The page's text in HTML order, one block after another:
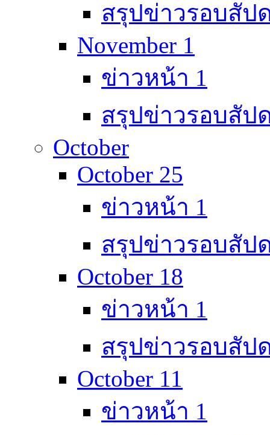
สรุปข่าวรอบสัป
November 1
ข่าวหน้า 1
สรุปข่าวรอบสัป
October
October 25
ข่าวหน้า 1
สรุปข่าวรอบสัป
October 18
ข่าวหน้า 1
สรุปข่าวรอบสัป
October 11
ข่าวหน้า 1